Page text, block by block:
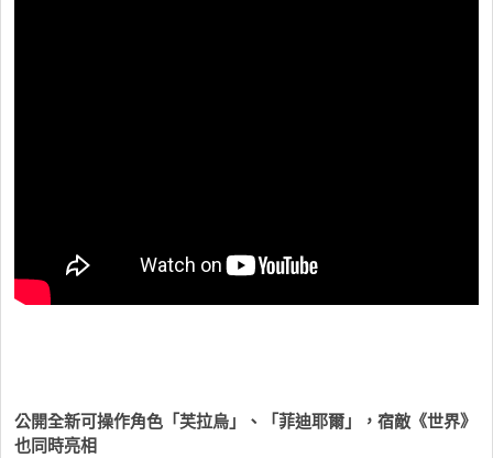
公開全新可操作角色「芙拉烏」、「菲迪耶爾」，宿敵《世界》
也同時亮相